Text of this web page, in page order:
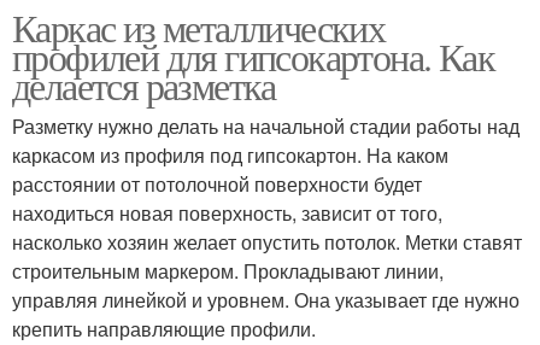
Каркас из металлических
профилей для гипсокартона. Как
делается разметка
Разметку нужно делать на начальной стадии работы над
каркасом из профиля под гипсокартон. На каком
расстоянии от потолочной поверхности будет
находиться новая поверхность, зависит от того,
насколько хозяин желает опустить потолок. Метки ставят
строительным маркером. Прокладывают линии,
управляя линейкой и уровнем. Она указывает где нужно
крепить направляющие профили.